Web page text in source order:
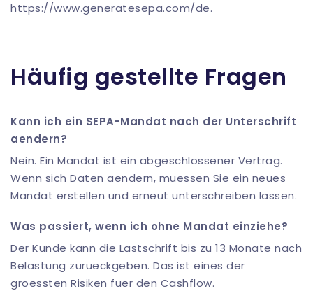
https://www.generatesepa.com/de.
Häufig gestellte Fragen
Kann ich ein SEPA-Mandat nach der Unterschrift
aendern?
Nein. Ein Mandat ist ein abgeschlossener Vertrag.
Wenn sich Daten aendern, muessen Sie ein neues
Mandat erstellen und erneut unterschreiben lassen.
Was passiert, wenn ich ohne Mandat einziehe?
Der Kunde kann die Lastschrift bis zu 13 Monate nach
Belastung zurueckgeben. Das ist eines der
groessten Risiken fuer den Cashflow.